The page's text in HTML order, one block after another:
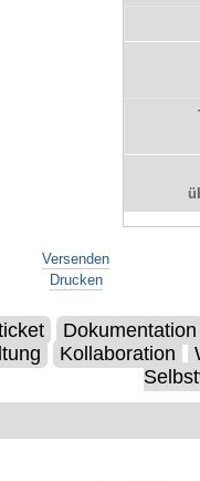
Versenden
Drucken
Dokumentation
Kollaboration